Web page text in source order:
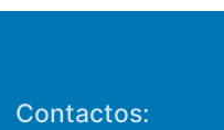
Contactos: